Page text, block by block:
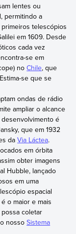
lentes ou
permitindo a
telescópios
em 1609. Desde
cada vez
se em
noChile, que
se que se
ondas de rádio
ampliar o alcance
é
que em 1932
daVia Láctea.
em órbita
obter imagens
Hubble, lançado
em uma
espacial
o maior e mais
coletar
nossoSistema